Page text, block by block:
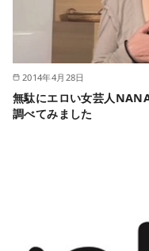
2014年4月28日
無駄にエロい女芸人
調べてみました